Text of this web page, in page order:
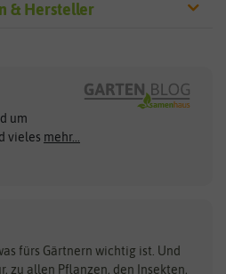
& Hersteller
Clever Pots
COMPO
Dürr-Samen
um
vieles mehr...
fürs Gärtnern wichtig ist. Und
zu allen Pflanzen, den Insekten,